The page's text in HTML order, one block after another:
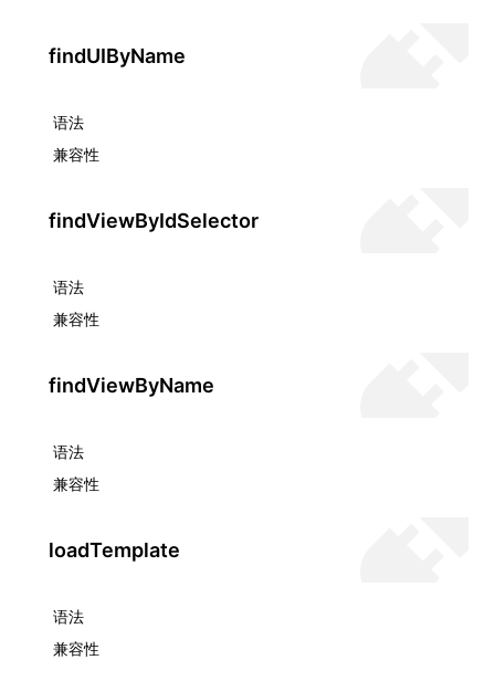
findUIByName
语法
兼容性
findViewByIdSelector
语法
兼容性
findViewByName
语法
兼容性
loadTemplate
语法
兼容性